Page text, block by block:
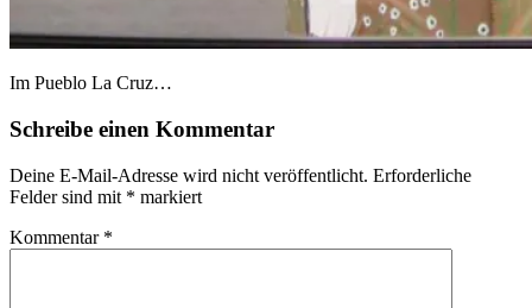
Im Pueblo La Cruz…
Schreibe einen Kommentar
Deine E-Mail-Adresse wird nicht veröffentlicht. Erforderliche
Felder sind mit * markiert
Kommentar *